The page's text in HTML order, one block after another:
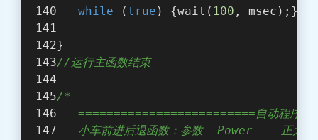
while ( true ) {wait( 100 , msec);}
}
//运行主函数结束
/*
=========================自动程序
小车前进后退函数：参数  Power    正为前